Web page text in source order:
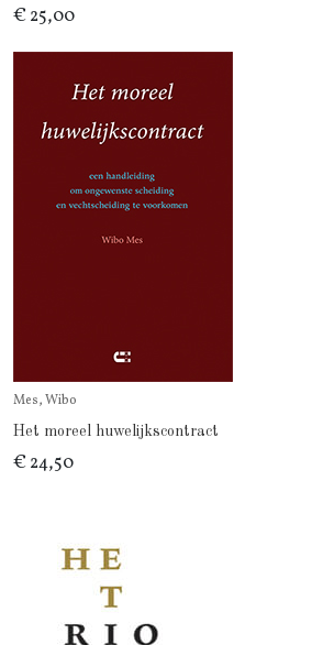
€ 25,00
Mes, Wibo
Het moreel huwelijkscontract
€ 24,50